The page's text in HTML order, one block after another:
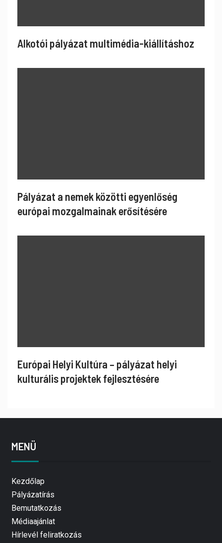
Alkotói pályázat multimédia-kiállításhoz
Pályázat a nemek közötti egyenlőség
európai mozgalmainak erősítésére
Európai Helyi Kultúra – pályázat helyi
kulturális projektek fejlesztésére
MENÜ
Kezdőlap
Pályázatírás
Bemutatkozás
Médiaajánlat
Hírlevél feliratkozás